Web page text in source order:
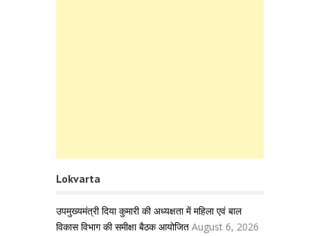
Lokvarta
उपमुख्यमंत्री दिया कुमारी की अध्यक्षता में महिला एवं बाल
विकास विभाग की समीक्षा बैठक आयोजित August 6, 2026